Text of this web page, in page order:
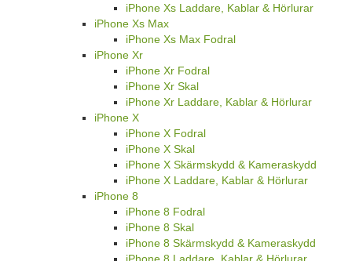
iPhone Xs Laddare, Kablar & Hörlurar
iPhone Xs Max
iPhone Xs Max Fodral
iPhone Xr
iPhone Xr Fodral
iPhone Xr Skal
iPhone Xr Laddare, Kablar & Hörlurar
iPhone X
iPhone X Fodral
iPhone X Skal
iPhone X Skärmskydd & Kameraskydd
iPhone X Laddare, Kablar & Hörlurar
iPhone 8
iPhone 8 Fodral
iPhone 8 Skal
iPhone 8 Skärmskydd & Kameraskydd